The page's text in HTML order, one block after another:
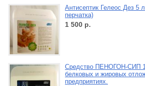
Антисептик Гелеос Дез 5
перчатка)
1 500 р.
Средство ПЕНОГОН-СИП
белковых и жировых
предприятиях.